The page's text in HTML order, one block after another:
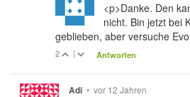
<p>Danke. Den
nicht. Bin jetzt bei
geblieben, aber versuche
2 | Antworten
Adi • vor 12 Jahren